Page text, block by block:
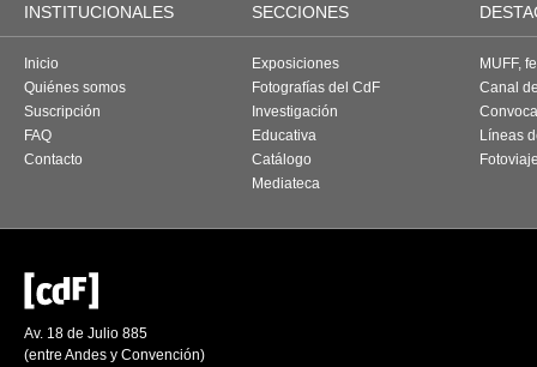
INSTITUCIONALES SECCIONES
Inicio
Quiénes somos
Suscripción
FAQ
Contacto
Exposiciones
Fotografías del CdF
Investigación
Educativa
Catálogo
Mediateca
MUFF,
Canal
Líneas
Av. 18 de Julio 885
(entre Andes y Convención)